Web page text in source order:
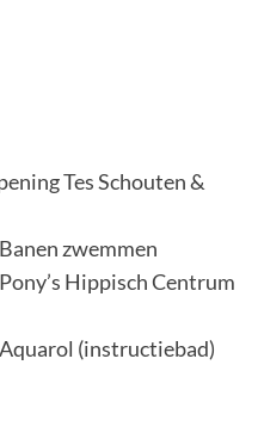
Tes Schouten &
zwemmen
Hippisch Centrum
(instructiebad)